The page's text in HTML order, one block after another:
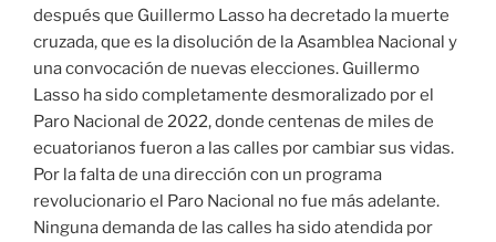
después que Guillermo Lasso ha decretado la muerte
cruzada, que es la disolución de la Asamblea Nacional y
una convocación de nuevas elecciones. Guillermo
Lasso ha sido completamente desmoralizado por el
Paro Nacional de 2022, donde centenas de miles de
ecuatorianos fueron a las calles por cambiar sus vidas.
Por la falta de una dirección con un programa
revolucionario el Paro Nacional no fue más adelante.
Ninguna demanda de las calles ha sido atendida por